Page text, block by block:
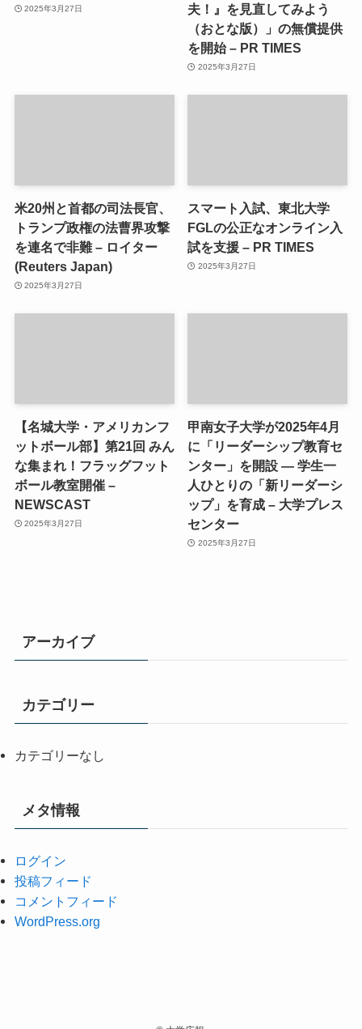
2025年3月27日
夫！』を見直してみよう
（おとな版）」の無償提供
を開始 – PR TIMES
2025年3月27日
米20州と首都の司法長官、
トランプ政権の法曹界攻撃
を連名で非難 – ロイター
(Reuters Japan)
2025年3月27日
スマート入試、東北大学
FGLの公正なオンライン入
試を支援 – PR TIMES
2025年3月27日
【名城大学・アメリカンフ
ットボール部】第21回 みん
な集まれ！フラッグフット
ボール教室開催 –
NEWSCAST
2025年3月27日
甲南女子大学が2025年4月
に「リーダーシップ教育セ
ンター」を開設 ― 学生一
人ひとりの「新リーダーシ
ップ」を育成 – 大学プレス
センター
2025年3月27日
アーカイブ
カテゴリー
カテゴリーなし
メタ情報
ログイン
投稿フィード
コメントフィード
WordPress.org